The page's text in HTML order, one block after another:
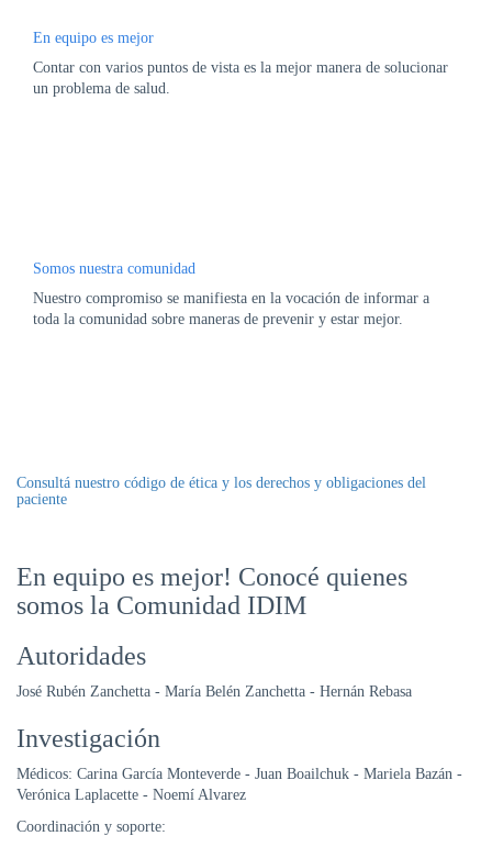
En equipo es mejor
Contar con varios puntos de vista es la mejor manera de solucionar
un problema de salud.
Somos nuestra comunidad
Nuestro compromiso se manifiesta en la vocación de informar a
toda la comunidad sobre maneras de prevenir y estar mejor.
Consultá nuestro código de ética y los derechos y obligaciones del
paciente
En equipo es mejor! Conocé quienes
somos la Comunidad IDIM
Autoridades
José Rubén Zanchetta - María Belén Zanchetta - Hernán Rebasa
Investigación
Médicos: Carina García Monteverde - Juan Boailchuk - Mariela Bazán -
Verónica Laplacette - Noemí Alvarez
Coordinación y soporte: